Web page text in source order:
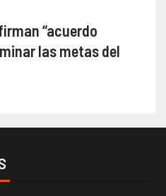
“acuerdo
las metas del